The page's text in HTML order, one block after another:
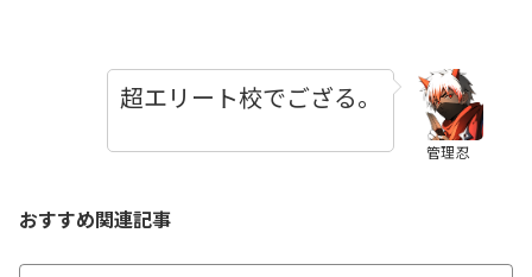
管理忍
超エリート校でござる。
おすすめ関連記事